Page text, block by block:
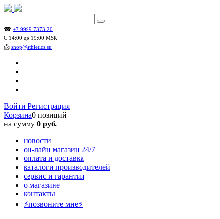
☎ +7 9999 7373 20
С 14:00 до 19:00 MSK
📩 shop@athletics.su
Войти Регистрация
Корзина0 позиций
на сумму 0 руб.
новости
он-лайн магазин 24/7
оплата и доставка
каталоги производителей
сервис и гарантия
о магазине
контакты
⚡позвоните мне⚡